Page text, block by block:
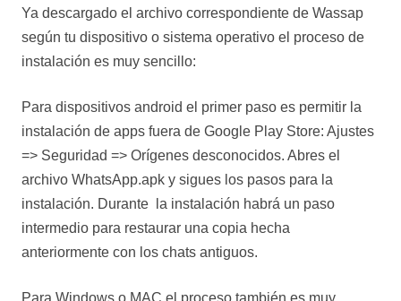
Ya descargado el archivo correspondiente de Wassap
según tu dispositivo o sistema operativo el proceso de
instalación es muy sencillo:
Para dispositivos android el primer paso es permitir la
instalación de apps fuera de Google Play Store: Ajustes
=> Seguridad => Orígenes desconocidos. Abres el
archivo WhatsApp.apk y sigues los pasos para la
instalación. Durante la instalación habrá un paso
intermedio para restaurar una copia hecha
anteriormente con los chats antiguos.
Para Windows o MAC el proceso también es muy